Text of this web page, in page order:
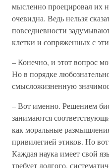
мысленно проецировал их
очевидна. Ведь нельзя
повседневности
клетки и сопряженных с
– Конечно, и этот вопрос
Но в порядке
смысложизненную
– Вот именно. Решением
занимаются
как моральные
привилегией этиков. Но
Каждая наука имеет свой
требует долгого,